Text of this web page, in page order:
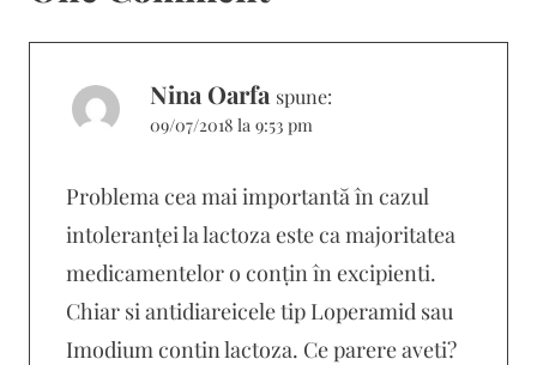
Nina Oarfa spune:
09/07/2018 la 9:53 pm
Problema cea mai importantă în cazul
intoleranței la lactoza este ca majoritatea
medicamentelor o conțin în excipienti.
Chiar si antidiareicele tip Loperamid sau
Imodium contin lactoza. Ce parere aveti?